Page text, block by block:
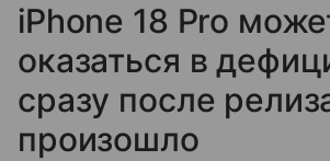
iPhone 18 Pro
оказаться в
сразу после
произошло